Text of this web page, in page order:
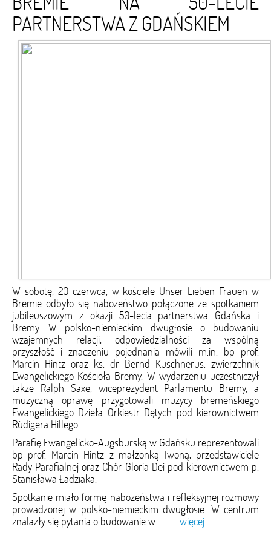
PARTNERSTWA Z GDAŃSKIEM
W sobotę, 20 czerwca, w kościele Unser Lieben Frauen w
Bremie odbyło się nabożeństwo połączone ze spotkaniem
jubileuszowym z okazji 50-lecia partnerstwa Gdańska i
Bremy. W polsko-niemieckim dwugłosie o budowaniu
wzajemnych relacji, odpowiedzialności za wspólną
przyszłość i znaczeniu pojednania mówili m.in. bp prof.
Marcin Hintz oraz ks. dr Bernd Kuschnerus, zwierzchnik
Ewangelickiego Kościoła Bremy. W wydarzeniu uczestniczył
także Ralph Saxe, wiceprezydent Parlamentu Bremy, a
muzyczną oprawę przygotowali muzycy bremeńskiego
Ewangelickiego Dzieła Orkiestr Dętych pod kierownictwem
Rüdigera Hillego.
Parafię Ewangelicko-Augsburską w Gdańsku reprezentowali
bp prof. Marcin Hintz z małżonką Iwoną, przedstawiciele
Rady Parafialnej oraz Chór Gloria Dei pod kierownictwem p.
Stanisława Ładziaka.
Spotkanie miało formę nabożeństwa i refleksyjnej rozmowy
prowadzonej w polsko-niemieckim dwugłosie. W centrum
znalazły się pytania o budowanie w... więcej...